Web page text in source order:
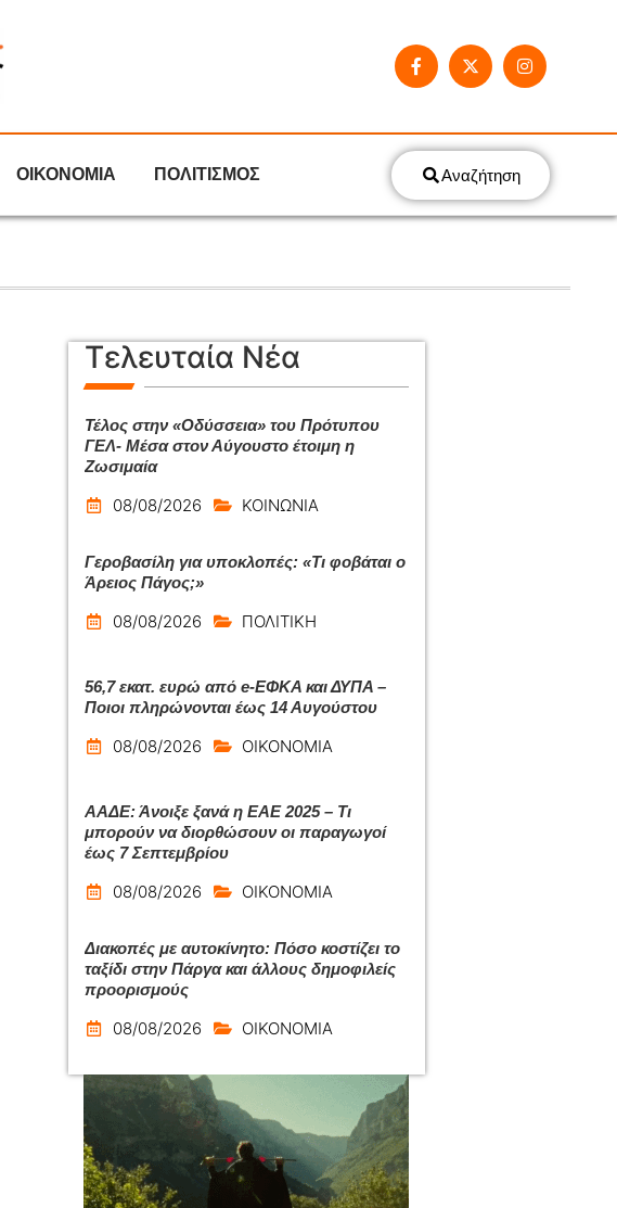
ΟΙΚΟΝΟΜΙΑ ΠΟΛΙΤΙΣΜΟΣ Αναζήτηση
Τελευταία Νέα
Τέλος στην «Οδύσσεια» του Πρότυπου
ΓΕΛ- Μέσα στον Αύγουστο έτοιμη η
Ζωσιμαία
08/08/2026 ΚΟΙΝΩΝΙΑ
Γεροβασίλη για υποκλοπές: «Τι φοβάται ο
Άρειος Πάγος;»
08/08/2026 ΠΟΛΙΤΙΚΗ
56,7 εκατ. ευρώ από e-ΕΦΚΑ και ΔΥΠΑ –
Ποιοι πληρώνονται έως 14 Αυγούστου
08/08/2026 ΟΙΚΟΝΟΜΙΑ
ΑΑΔΕ: Άνοιξε ξανά η ΕΑΕ 2025 – Τι
μπορούν να διορθώσουν οι παραγωγοί
έως 7 Σεπτεμβρίου
08/08/2026 ΟΙΚΟΝΟΜΙΑ
Διακοπές με αυτοκίνητο: Πόσο κοστίζει το
ταξίδι στην Πάργα και άλλους δημοφιλείς
προορισμούς
08/08/2026 ΟΙΚΟΝΟΜΙΑ